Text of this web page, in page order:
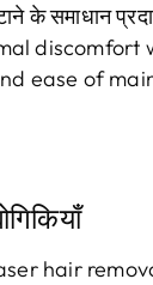
के समाधान
discomfort
ease of
hair